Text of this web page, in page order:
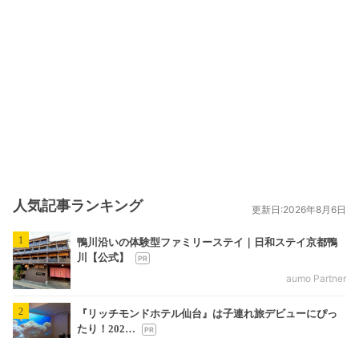
人気記事ランキング 更新日:2026年8月6日
1
鴨川沿いの体験型ファミリーステイ｜日和ステイ京都鴨
川【公式】
aumo Partner
2
『リッチモンドホテル仙台』は子連れ旅デビューにぴっ
たり！202…